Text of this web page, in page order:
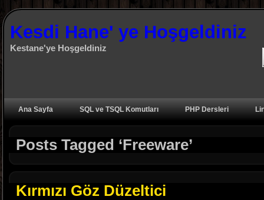
Kesdi Hane' ye Hoşgeldiniz
Kestane'ye Hoşgeldiniz
Ana Sayfa SQL ve TSQL Komutları PHP Dersleri
Posts Tagged ‘Freeware’
Kırmızı Göz Düzeltici